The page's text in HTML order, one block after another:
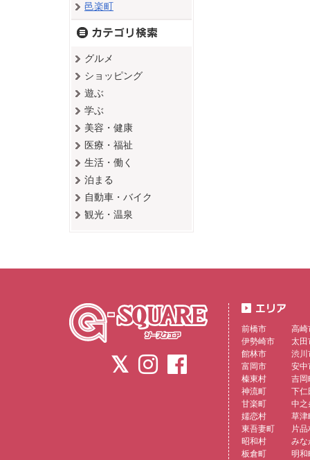
邑楽町
グルメ
ショッピング
遊ぶ
学ぶ
美容・健康
医療・福祉
生活・働く
泊まる
自動車・バイク
観光・温泉
前橋市
高崎
伊勢崎市
太田
館林市
渋川
富岡市
安中
榛東村
吉岡
神流町
下仁
甘楽町
中之
嬬恋村
草津
東吾妻町
片品
昭和村
みな
板倉町
明和